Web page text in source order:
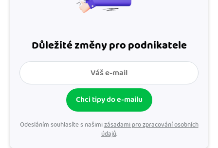
Důležité změny pro podnikatele
Chci tipy do e-mailu
Odesláním souhlasíte s našimizásadami pro zpracování osobních
údajů.